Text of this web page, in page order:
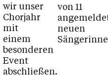
wir unser
Chorjahr
mit
einem
besonderen
Event
abschließen.
von 11
neuen